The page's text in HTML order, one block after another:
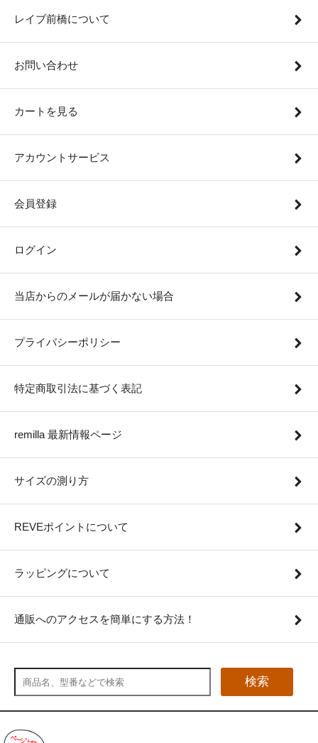
レイブ前橋について
お問い合わせ
カートを見る
アカウントサービス
会員登録
ログイン
当店からのメールが届かない場合
プライバシーポリシー
特定商取引法に基づく表記
remilla 最新情報ページ
サイズの測り方
REVEポイントについて
ラッピングについて
通販へのアクセスを簡単にする方法！
検索